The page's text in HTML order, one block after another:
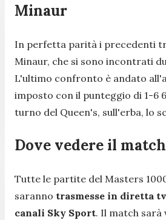
Minaur
In perfetta parità i precedenti
Minaur, che si sono incontrati
L'ultimo confronto è andato
imposto con il punteggio di 1-6
turno del Queen's, sull'erba, lo
Dove vedere il
Tutte le partite del Masters
saranno trasmesse in diretta
canali Sky Sport. Il match sarà